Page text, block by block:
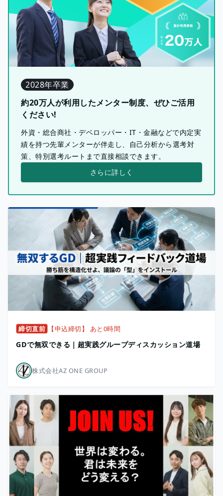
2028年卒業
約20万人が利用したメンター制度、ぜひご活用
ください!
外資・総合商社・デベロッパー・IT・金融などで内定実
績を持つ先輩メンターが伴走し、自己分析から選考対
策、特別選考ルートまで直接相談できます。
さらに詳しく
締切直前 【申込締切】 あと0時間
GDで無双できる｜超実践グループディスカッション道場
株式会社AZ ONE GROUP